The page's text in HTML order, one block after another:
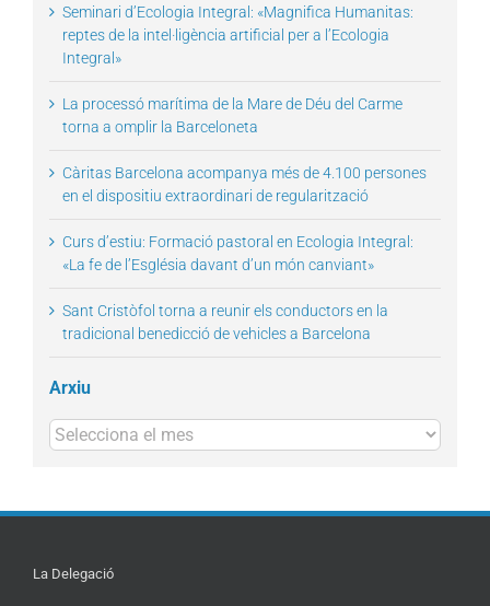
Seminari d’Ecologia Integral: «Magnifica Humanitas:
reptes de la intel·ligència artificial per a l’Ecologia
Integral»
La processó marítima de la Mare de Déu del Carme
torna a omplir la Barceloneta
Càritas Barcelona acompanya més de 4.100 persones
en el dispositiu extraordinari de regularització
Curs d’estiu: Formació pastoral en Ecologia Integral:
«La fe de l’Església davant d’un món canviant»
Sant Cristòfol torna a reunir els conductors en la
tradicional benedicció de vehicles a Barcelona
Arxiu
Arxius
La Delegació